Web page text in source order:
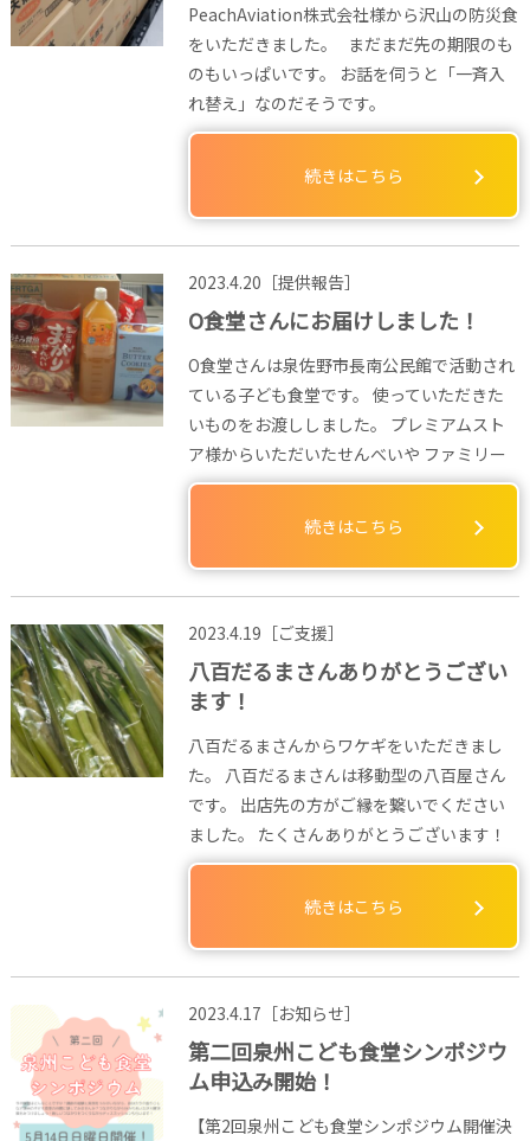
PeachAviation株式会社様から沢山の防災食
をいただきました。 まだまだ先の期限のも
のもいっぱいです。 お話を伺うと「一斉入
れ替え」なのだそうです。
続きはこちら
2023.4.20［提供報告］
O食堂さんにお届けしました！
O食堂さんは泉佐野市長南公民館で活動され
ている子ども食堂です。 使っていただきた
いものをお渡ししました。 プレミアムスト
ア様からいただいたせんべいや ファミリー
続きはこちら
2023.4.19［ご支援］
八百だるまさんありがとうござい
ます！
八百だるまさんからワケギをいただきまし
た。 八百だるまさんは移動型の八百屋さん
です。 出店先の方がご縁を繋いでください
ました。 たくさんありがとうございます！
続きはこちら
2023.4.17［お知らせ］
第二回泉州こども食堂シンポジウ
ム申込み開始！
【第2回泉州こども食堂シンポジウム開催決